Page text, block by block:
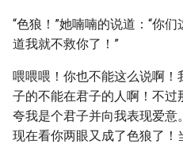
“色狼！”她喃喃的说道：“你
道我就不救你了！”
喂喂喂！你也不能这么说啊
子的不能在君子的人啊！不
夸我是个君子并向我表现爱意
现在看你两眼又成了色狼了！